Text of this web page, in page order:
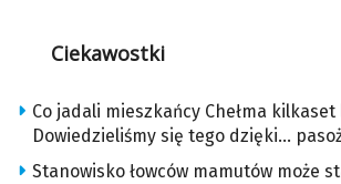
Ciekawostki
Co jadali mieszkańcy Chełma
Dowiedzieliśmy się tego dzięki…
Stanowisko łowców mamutów może